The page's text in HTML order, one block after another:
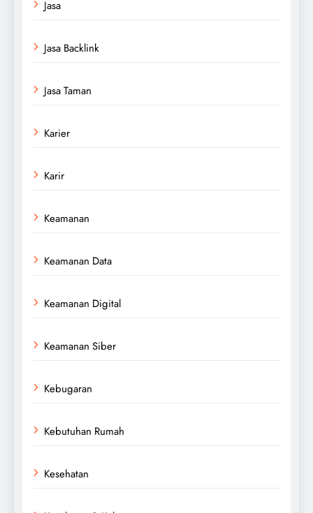
Jasa
Jasa Backlink
Jasa Taman
Karier
Karir
Keamanan
Keamanan Data
Keamanan Digital
Keamanan Siber
Kebugaran
Kebutuhan Rumah
Kesehatan